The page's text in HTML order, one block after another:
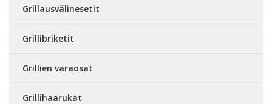
Grillausvälinesetit
Grillibriketit
Grillien varaosat
Grillihaarukat